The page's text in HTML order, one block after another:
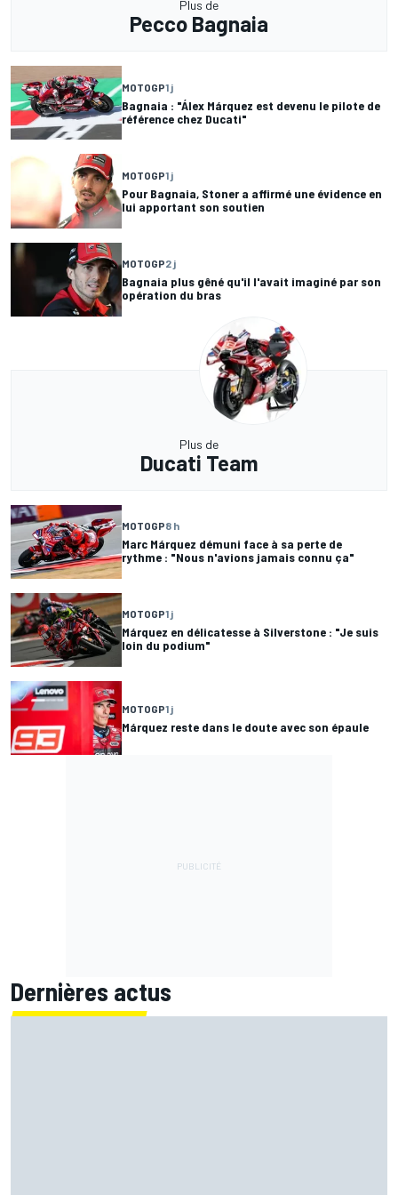
Plus de
Pecco Bagnaia
MOTOGP1 j
Bagnaia : "Álex Márquez est devenu le pilote de
référence chez Ducati"
MOTOGP1 j
Pour Bagnaia, Stoner a affirmé une évidence en
lui apportant son soutien
MOTOGP2 j
Bagnaia plus gêné qu'il l'avait imaginé par son
opération du bras
Plus de
Ducati Team
MOTOGP8 h
Marc Márquez démuni face à sa perte de
rythme : "Nous n'avions jamais connu ça"
MOTOGP1 j
Márquez en délicatesse à Silverstone : "Je suis
loin du podium"
MOTOGP1 j
Márquez reste dans le doute avec son épaule
Dernières actus